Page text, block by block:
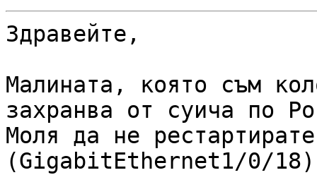
Здравейте,
Малината, която съм
захранва от суича по
Моля да не
(GigabitEthernet1/0/